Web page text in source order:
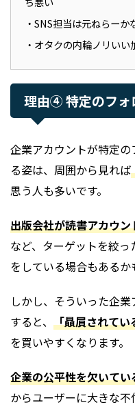
・SNS担当は元ねらー
・オタクの内輪ノリい
理由④ 特定のフォ
企業アカウントが特定
る姿は、周囲から見れば
思う人も多いです。
出版会社が読書アカウ
など、ターゲットを絞
をしている場合もあるか
しかし、そういった企
すると、 「贔屓されてい
を買いやすくなります。
企業の公平性を欠いて
からユーザーに大きな